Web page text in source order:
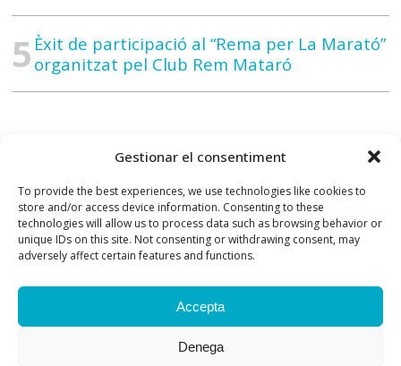
Gestionar el consentiment
To provide the best experiences, we use technologies like cookies to
store and/or access device information. Consenting to these
technologies will allow us to process data such as browsing behavior or
unique IDs on this site. Not consenting or withdrawing consent, may
adversely affect certain features and functions.
Accepta
Denega
Èxit de participació al “Rema per La Marató”
organitzat pel Club Rem Mataró
Contacte
Previsió del temps